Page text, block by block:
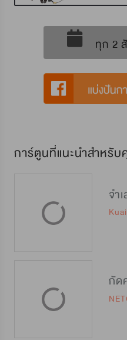
ทุก 2
การ์ตูนที่แนะนำสำหรั
จำ
กัด